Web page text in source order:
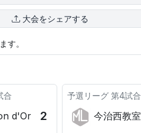
大会をシェアする
す。
合
d'Or 2
予選リーグ 第4試合
今治西教室